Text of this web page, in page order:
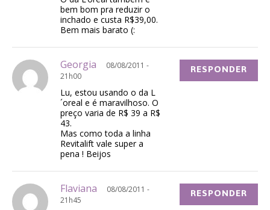
bem bom pra reduzir o
inchado e custa R$39,00.
Bem mais barato (:
Georgia
08/08/2011 -
21h00
Lu, estou usando o da L
´oreal e é maravilhoso. O
preço varia de R$ 39 a R$
43.
Mas como toda a linha
Revitalift vale super a
pena ! Beijos
RESPONDER
Flaviana
08/08/2011 -
21h45
RESPONDER